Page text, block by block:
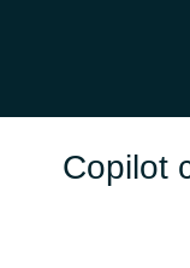
Copilot